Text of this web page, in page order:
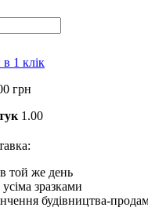
1 клік
грн
1.00
той же день
зразками
будівництва-